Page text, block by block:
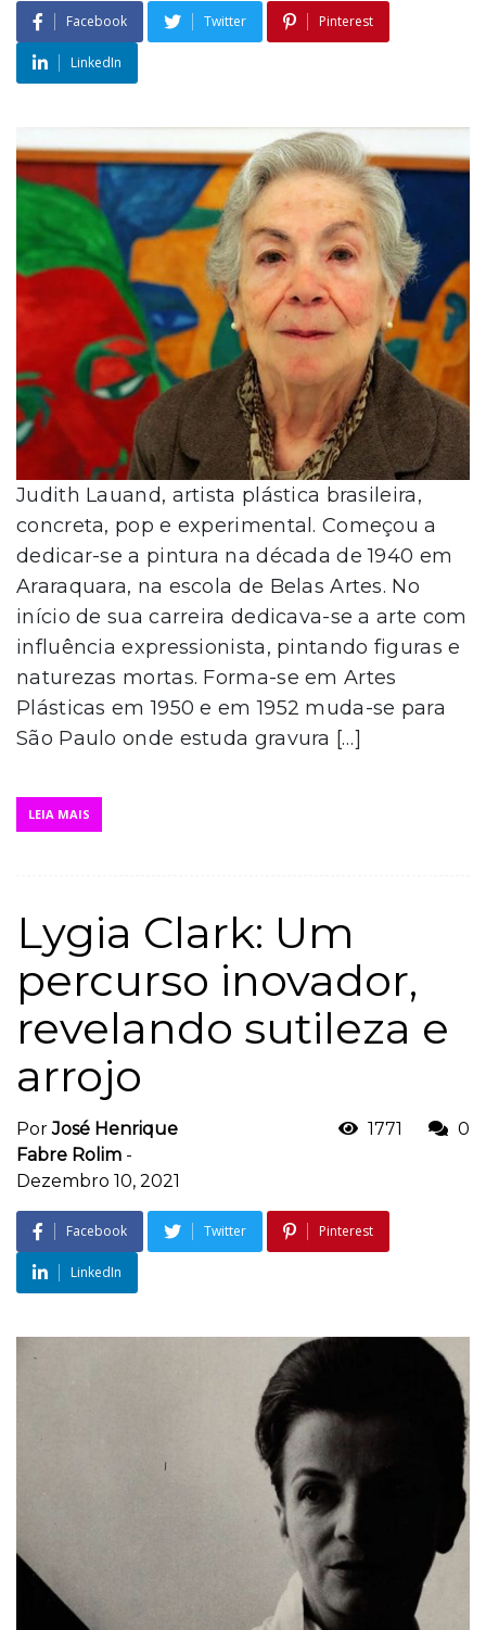
Facebook Twitter Pinterest
LinkedIn
Judith Lauand, artista plástica brasileira,
concreta, pop e experimental. Começou a
dedicar-se a pintura na década de 1940 em
Araraquara, na escola de Belas Artes. No
início de sua carreira dedicava-se a arte com
influência expressionista, pintando figuras e
naturezas mortas. Forma-se em Artes
Plásticas em 1950 e em 1952 muda-se para
São Paulo onde estuda gravura […]
LEIA MAIS
Lygia Clark: Um
percurso inovador,
revelando sutileza e
arrojo
PorJosé Henrique
Fabre Rolim -
Dezembro 10, 2021
1771 0
Facebook Twitter Pinterest
LinkedIn